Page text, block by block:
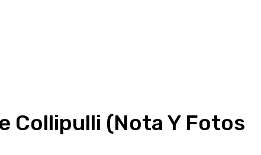
Collipulli (Nota Y Fotos